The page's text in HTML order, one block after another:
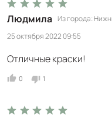
Людмила Из города
25 октября 2022 09:55
Отличные краски!
0 1